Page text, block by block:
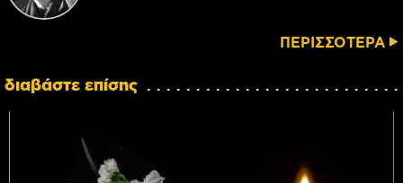
ΠΕΡΙΣΣΟΤΕΡΑ
διαβάστε επίσης